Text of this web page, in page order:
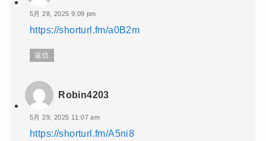
5月 28, 2025 9:09 pm
https://shorturl.fm/a0B2m
返信
Robin4203
5月 29, 2025 11:07 am
https://shorturl.fm/A5ni8